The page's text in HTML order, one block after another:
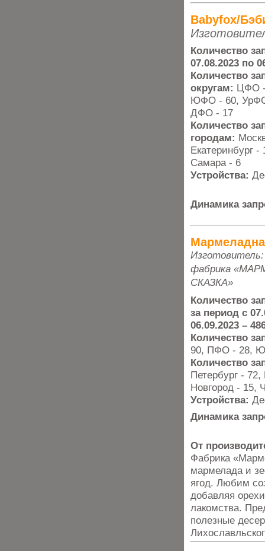
Babyfox/
Количество
07.08.2023 по
Количество
округам: ЦФО
ЮФО - 60,
ДФО - 17
Количество
городам:
Екатеринбург
Самара - 6
Устройства:
Динамика
фабрика
СКАЗКА»
Количество
за период с
06.09.2023 –
Количество
90, ПФО - 28,
Количество
Петербург -
Новгород - 15,
Устройства:
Динамика
От
Фабрика
мармелада и
ягод. Любим
добавляя
лакомства.
полезные